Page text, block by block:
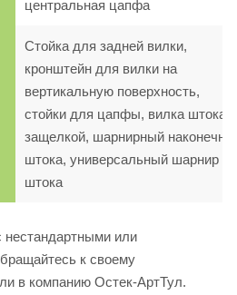
центральная цапфа
Стойка для задней вилки,
кронштейн для вилки на
вертикальную поверхность,
стойки для цапфы, вилка штока с
защелкой, шарнирный
штока, универсальный шарнир
штока
или
к своему
в компанию Остек-АртТул.